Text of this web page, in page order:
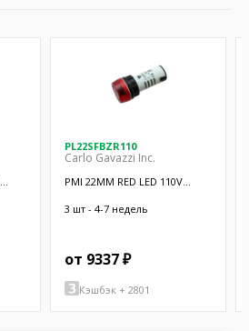
PL22SFBZR110
Carlo Gavazzi Inc.
PMI 22MM RED LED 110V
3 шт - 4-7 недель
от 9337 ₽
Кэшбэк + 2801